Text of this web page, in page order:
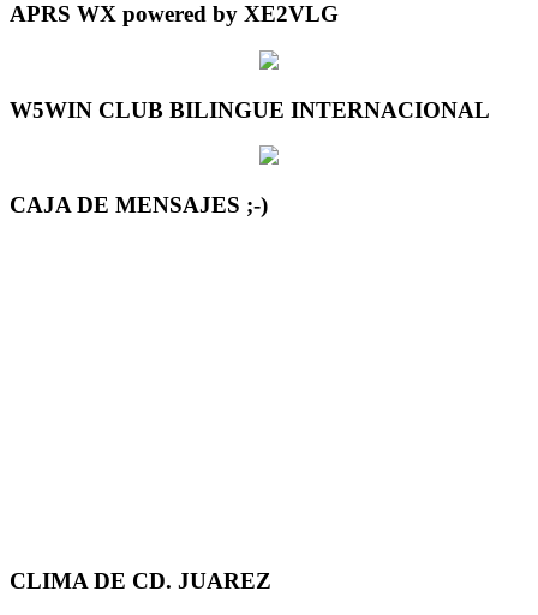
APRS WX powered by XE2VLG
W5WIN CLUB BILINGUE INTERNACIONAL
CAJA DE MENSAJES ;-)
CLIMA DE CD. JUAREZ